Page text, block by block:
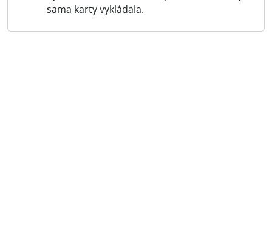
sama karty vykládala.